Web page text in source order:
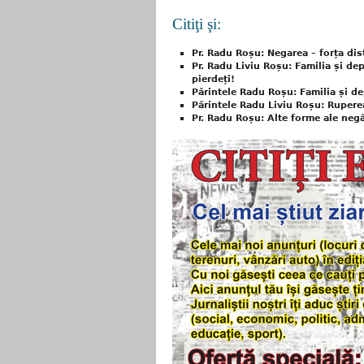
Citiţi şi:
Pr. Radu Roșu: Negarea – forța
Pr. Radu Liviu Roșu: Familia și
pierdeți!
Părintele Radu Roșu: Familia și
Părintele Radu Liviu Roșu:
Pr. Radu Roșu: Alte forme ale